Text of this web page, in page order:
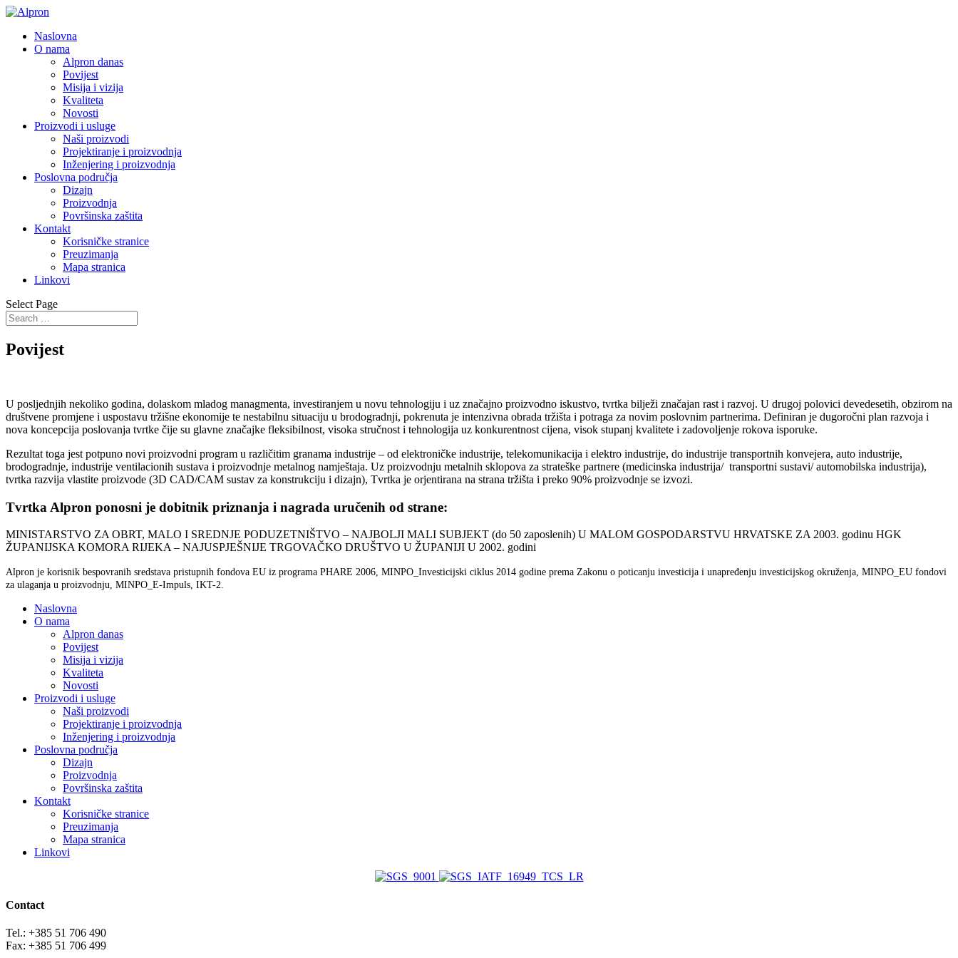
Naslovna
O nama
Alpron danas
Povijest
Misija i vizija
Kvaliteta
Novosti
Proizvodi i usluge
Naši proizvodi
Projektiranje i proizvodnja
Inženjering i proizvodnja
Poslovna područja
Dizajn
Proizvodnja
Površinska zaštita
Kontakt
Korisničke stranice
Preuzimanja
Mapa stranica
Linkovi
Select Page
Povijest
U posljednjih nekoliko godina, dolaskom mladog managmenta, investiranjem u novu tehnologiju i uz značajno proizvodno iskustvo, tvrtka bilježi značajan rast i razvoj. U drugoj polovici devedesetih, obzirom na
društvene promjene i uspostavu tržišne ekonomije te nestabilnu situaciju u brodogradnji, pokrenuta je intenzivna obrada tržišta i potraga za novim poslovnim partnerima. Definiran je dugoročni plan razvoja i
nova koncepcija poslovanja tvrtke čije su glavne značajke fleksibilnost, visoka stručnost i tehnologija uz konkurentnost cijena, visok stupanj kvalitete i zadovoljenje rokova isporuke.
Rezultat toga jest potpuno novi proizvodni program u različitim granama industrije – od elektroničke industrije, telekomunikacija i elektro industrije, do industrije transportnih konvejera, auto industrije,
brodogradnje, industrije ventilacionih sustava i proizvodnje metalnog namještaja. Uz proizvodnju metalnih sklopova za strateške partnere (medicinska industrija/ transportni sustavi/ automobilska industrija),
tvrtka razvija vlastite proizvode (3D CAD/CAM sustav za konstrukciju i dizajn), Tvrtka je orjentirana na strana tržišta i preko 90% proizvodnje se izvozi.
Tvrtka Alpron ponosni je dobitnik priznanja i nagrada uručenih od strane:
MINISTARSTVO ZA OBRT, MALO I SREDNJE PODUZETNIŠTVO – NAJBOLJI MALI SUBJEKT (do 50 zaposlenih) U MALOM GOSPODARSTVU HRVATSKE ZA 2003. godinu HGK
ŽUPANIJSKA KOMORA RIJEKA – NAJUSPJEŠNIJE TRGOVAČKO DRUŠTVO U ŽUPANIJI U 2002. godini
Alpron je korisnik bespovranih sredstava pristupnih fondova EU iz programa PHARE 2006, MINPO_Investicijski ciklus 2014 godine prema Zakonu o poticanju investicija i unapređenju investicijskog okruženja, MINPO_EU fondovi
za ulaganja u proizvodnju, MINPO_E-Impuls, IKT-2.
Naslovna
O nama
Alpron danas
Povijest
Misija i vizija
Kvaliteta
Novosti
Proizvodi i usluge
Naši proizvodi
Projektiranje i proizvodnja
Inženjering i proizvodnja
Poslovna područja
Dizajn
Proizvodnja
Površinska zaštita
Kontakt
Korisničke stranice
Preuzimanja
Mapa stranica
Linkovi
Contact
Tel.: +385 51 706 490
Fax: +385 51 706 499